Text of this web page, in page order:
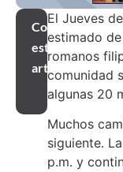
Compartir
este
artículo
El Jueves
estimado
romanos
comunidad
algunas 20
Muchos
siguiente.
p.m. y